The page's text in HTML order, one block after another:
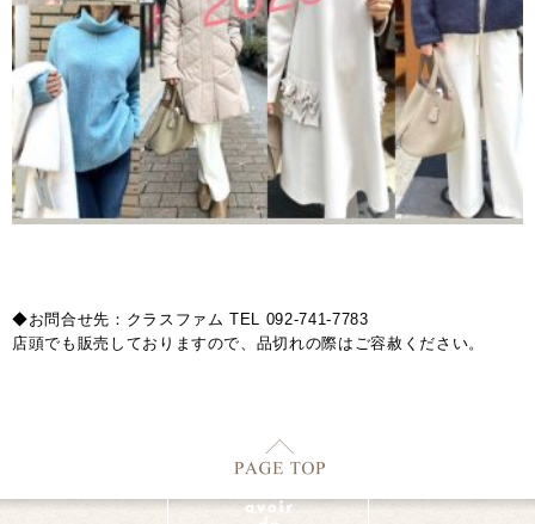
◆お問合せ先：クラスファム TEL 092-741-7783
店頭でも販売しておりますので、品切れの際はご容赦ください。